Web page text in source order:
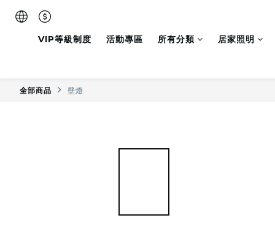
VIP等級制度 活動專區 所有分類 居家照明
全部商品 壁燈